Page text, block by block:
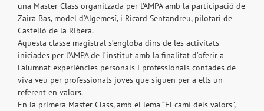
una Master Class organitzada per l’AMPA amb la participació de
Zaira Bas, model d’Algemesí, i Ricard Sentandreu, pilotari de
Castelló de la Ribera.
Aquesta classe magistral s’engloba dins de les activitats
iniciades per l’AMPA de l’institut amb la finalitat d’oferir a
l’alumnat experiències personals i professionals contades de
viva veu per professionals joves que siguen per a ells un
referent en valors.
En la primera Master Class, amb el lema “El camí dels valors”,